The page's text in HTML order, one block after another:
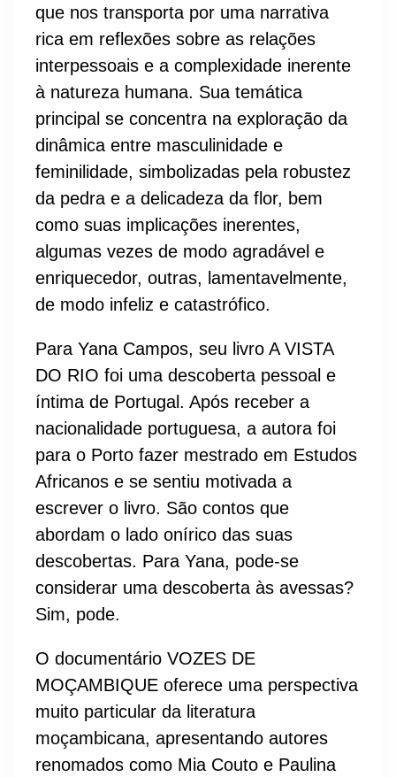
que nos transporta por uma narrativa
rica em reflexões sobre as relações
interpessoais e a complexidade inerente
à natureza humana. Sua temática
principal se concentra na exploração da
dinâmica entre masculinidade e
feminilidade, simbolizadas pela robustez
da pedra e a delicadeza da flor, bem
como suas implicações inerentes,
algumas vezes de modo agradável e
enriquecedor, outras, lamentavelmente,
de modo infeliz e catastrófico.
Para Yana Campos, seu livro A VISTA
DO RIO foi uma descoberta pessoal e
íntima de Portugal. Após receber a
nacionalidade portuguesa, a autora foi
para o Porto fazer mestrado em Estudos
Africanos e se sentiu motivada a
escrever o livro. São contos que
abordam o lado onírico das suas
descobertas. Para Yana, pode-se
considerar uma descoberta às avessas?
Sim, pode.
O documentário VOZES DE
MOÇAMBIQUE oferece uma perspectiva
muito particular da literatura
moçambicana, apresentando autores
renomados como Mia Couto e Paulina